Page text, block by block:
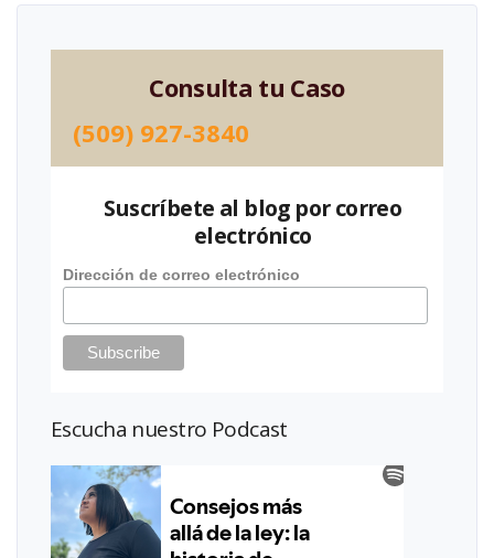
Consulta tu Caso
(509) 927-3840
Suscríbete al blog por correo
electrónico
Dirección de correo electrónico
Escucha nuestro Podcast